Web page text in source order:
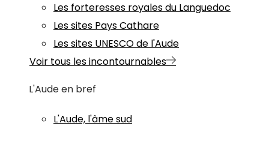
Les forteresses royales du Languedoc
Les sites Pays Cathare
Les sites UNESCO de l'Aude
Voir tous les incontournables
L'Aude en bref
L'Aude, l'âme sud